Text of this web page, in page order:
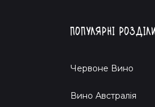
Популярні
Червоне Вино
Вино Австралія